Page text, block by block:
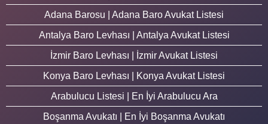
Adana Barosu | Adana Baro Avukat Listesi
Antalya Baro Levhası | Antalya Avukat Listesi
İzmir Baro Levhası | İzmir Avukat Listesi
Konya Baro Levhası | Konya Avukat Listesi
Arabulucu Listesi | En İyi Arabulucu Ara
Boşanma Avukatı | En İyi Boşanma Avukatı